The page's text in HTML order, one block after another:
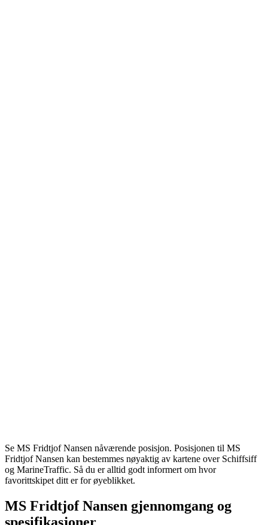
Se MS Fridtjof Nansen nåværende posisjon. Posisjonen til MS
Fridtjof Nansen kan bestemmes nøyaktig av kartene over Schiffsiff
og MarineTraffic. Så du er alltid godt informert om hvor
favorittskipet ditt er for øyeblikket.
MS Fridtjof Nansen gjennomgang og
spesifikasjoner